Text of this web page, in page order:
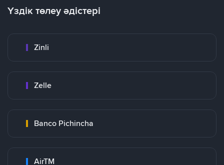
Үздік төлеу әдістері
Zinli
Zelle
Banco Pichincha
AirTM